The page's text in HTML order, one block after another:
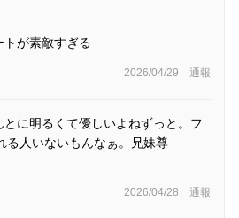
トが素敵すぎる
2026/04/29 通報
とに明るくて優しいよねずっと。フ
る人いないもんなぁ。兄妹尊
2026/04/28 通報